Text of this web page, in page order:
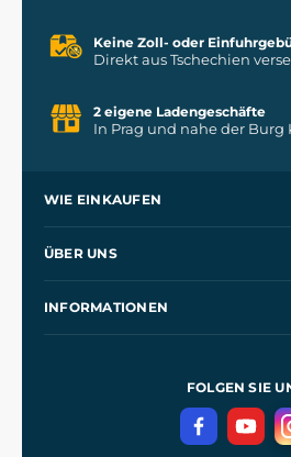
Keine Zoll- oder
Direkt aus Tschechien
2 eigene Ladengeschäfte
In Prag und nahe der Burg
WIE EINKAUFEN
Kontakt
ÜBER UNS
INFORMATIONEN
Datenschutzerklärung
FOLGEN SIE